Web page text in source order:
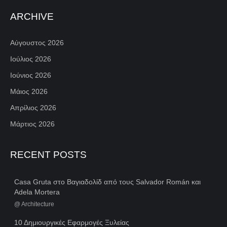
ARCHIVE
Αύγουστος 2026
Ιούλιος 2026
Ιούνιος 2026
Μάιος 2026
Απρίλιος 2026
Μάρτιος 2026
RECENT POSTS
Casa Gruta στο Βαγιαδολίδ από τους Salvador Román και
Adela Mortera
@ Architecture
10 Δημιουργικές Εφαρμογές Ξυλείας